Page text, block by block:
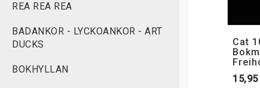
REA REA REA
BADANKOR - LYCKOANKOR - ART
DUCKS
BOKHYLLAN
Cat
15,95